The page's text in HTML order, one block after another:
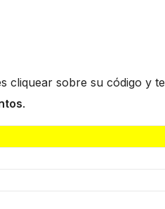
cliquear sobre su código y te
.